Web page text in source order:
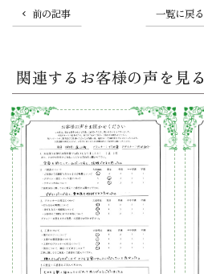
前の記事 一覧に戻る
関連するお客様の声を見る